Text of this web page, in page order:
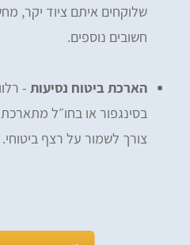
שלוקחים איתם ציוד יקר,
חשובים נוספים.
הארכת ביטוח נסיעות -
בסינגפור או בחו״ל
צורך לשמור על רצף ביטוחי.